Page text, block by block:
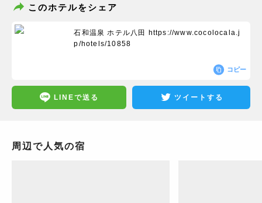
このホテルをシェア
石和温泉 ホテル八田 https://www.cocolocala.j
p/hotels/10858
コピー
LINEで送る ツイートする
周辺で人気の宿